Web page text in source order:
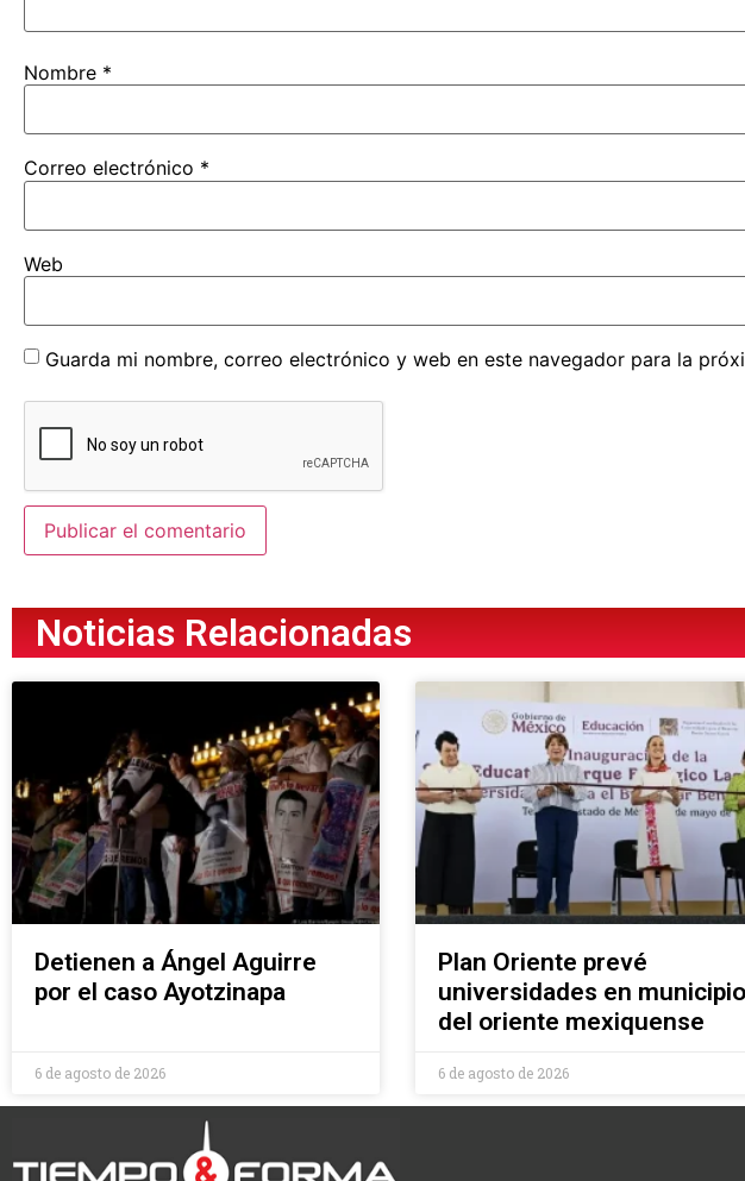
Nombre *
Correo electrónico *
Web
Guarda mi nombre, correo electrónico y web en este navegador para la
Noticias Relacionadas
Detienen a Ángel Aguirre
por el caso Ayotzinapa
6 de agosto de 2026
Plan Oriente prevé
universidades en
del oriente mexiquense
6 de agosto de 2026